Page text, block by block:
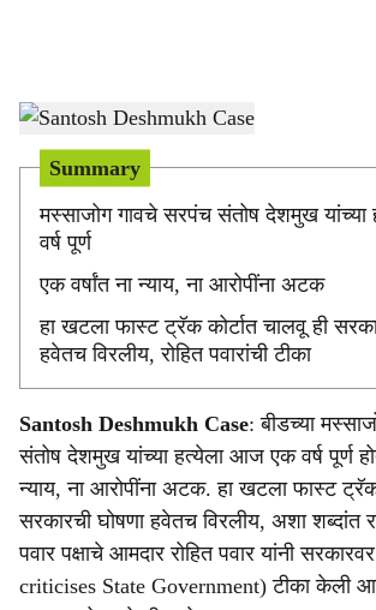
Santosh Deshmukh Case-(Source-X)
Summary
मस्साजोग गावचे सरपंच संतोष देशमुख
वर्ष पूर्ण
एक वर्षांत ना न्याय, ना आरोपींना अटक
हा खटला फास्ट ट्रॅक कोर्टात चालवू ही
हवेतच विरलीय, रोहित पवारांची टीका
Santosh Deshmukh Case: बीडच्या
संतोष देशमुख यांच्या हत्येला आज एक वर्ष पूर्ण
न्याय, ना आरोपींना अटक. हा खटला फास्ट ट्रॅक
सरकारची घोषणा हवेतच विरलीय, अशा शब्दांत
पवार पक्षाचे आमदार रोहित पवार यांनी
criticises State Government) टीका केली